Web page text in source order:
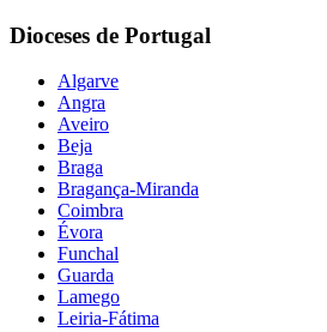
Dioceses de Portugal
Algarve
Angra
Aveiro
Beja
Braga
Bragança-Miranda
Coimbra
Évora
Funchal
Guarda
Lamego
Leiria-Fátima